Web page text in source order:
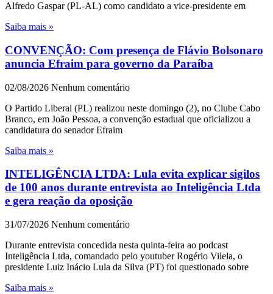
Alfredo Gaspar (PL-AL) como candidato a vice-presidente em
Saiba mais »
CONVENÇÃO: Com presença de Flávio Bolsonaro
anuncia Efraim para governo da Paraíba
02/08/2026 Nenhum comentário
O Partido Liberal (PL) realizou neste domingo (2), no Clube Cabo
Branco, em João Pessoa, a convenção estadual que oficializou a
candidatura do senador Efraim
Saiba mais »
INTELIGÊNCIA LTDA: Lula evita explicar sigilos
de 100 anos durante entrevista ao Inteligência Ltda
e gera reação da oposição
31/07/2026 Nenhum comentário
Durante entrevista concedida nesta quinta-feira ao podcast
Inteligência Ltda, comandado pelo youtuber Rogério Vilela, o
presidente Luiz Inácio Lula da Silva (PT) foi questionado sobre
Saiba mais »